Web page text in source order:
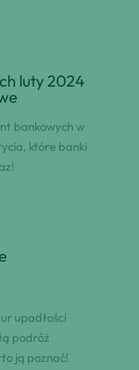
luty 2024
bankowych w
które banki
upadłości
podróż
ją poznać!